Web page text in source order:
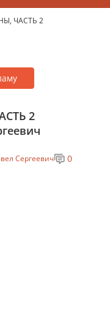
ЧАСТЬ 2
2
Сергеевич
0